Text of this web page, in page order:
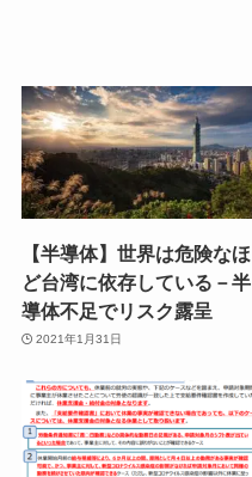
【半導体】世界は危険なほ
ど台湾に依存している－半
導体不足でリスク露呈
2021年1月31日